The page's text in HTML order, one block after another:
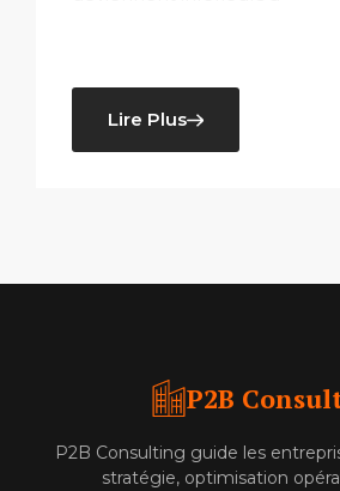
Lire Plus
P2B
P2B Consulting guide les
stratégie, optimisation